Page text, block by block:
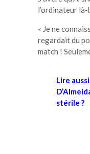
l’ordinateur
« Je ne
regardait du
match !
Lire
stérile ?